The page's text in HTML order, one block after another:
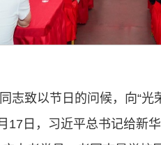
志致以节日的问候，向“
17日，习近平总书记给新